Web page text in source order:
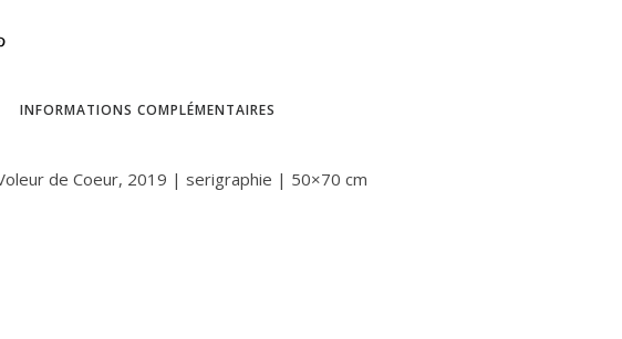
INFORMATIONS COMPLÉMENTAIRES
de Coeur, 2019 | serigraphie | 50×70 cm